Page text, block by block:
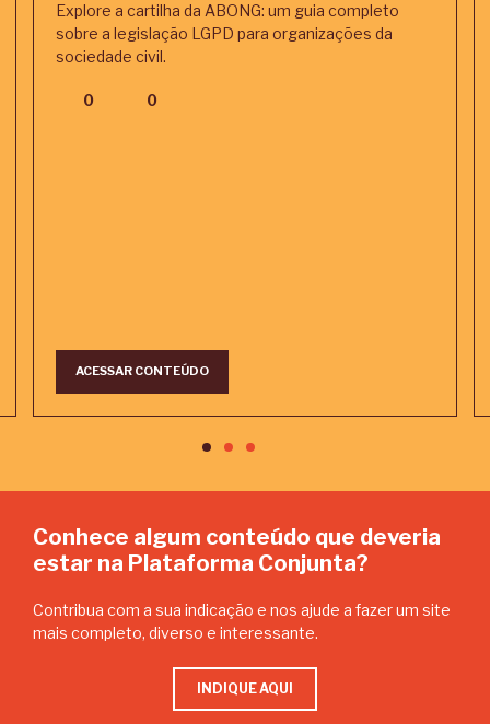
Explore a cartilha da ABONG: um guia completo
sobre a legislação LGPD para organizações da
sociedade civil.
0 0
ACESSAR CONTEÚDO
Conhece algum conteúdo que deveria
estar na Plataforma Conjunta?
Contribua com a sua indicação e nos ajude a fazer um site
mais completo, diverso e interessante.
INDIQUE AQUI